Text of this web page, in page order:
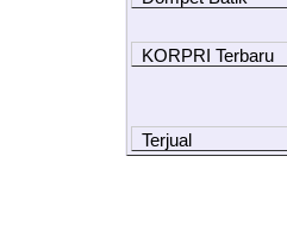
KORPRI Terbaru
Terjual